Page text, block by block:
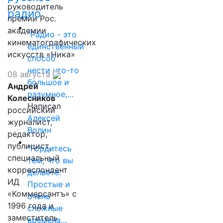
радио
"Радио - это
единственный
способ
нести что-то
большое и
разумное,…
Написал
Алексей
Волин
"Гордитесь
тем, что вы
делаете.
Простые и
очень
сложные
времена…
руководитель
премии Рос.
академии
кинематографических
искусств «Ника»
08 августа
Андрей
Колесников
российский
журналист,
редактор,
публицист,
специальный
корреспондент
ИД
«Коммерсантъ» с
1996 года и
заместитель